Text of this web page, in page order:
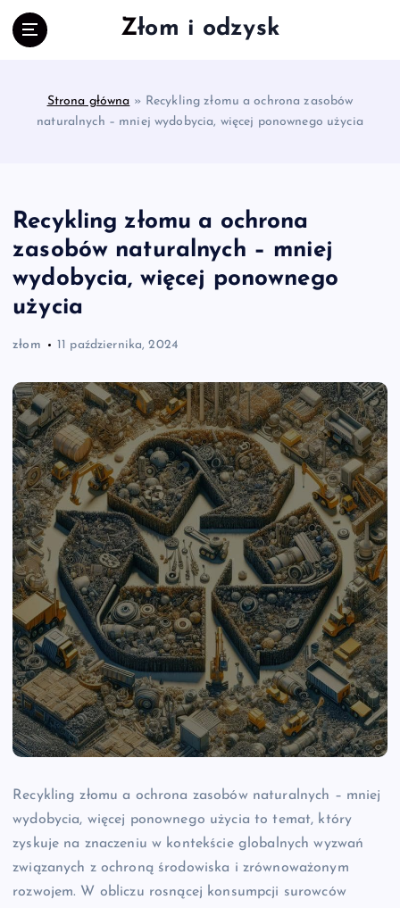
Złom i odzysk
Strona główna » Recykling złomu a ochrona zasobów
naturalnych – mniej wydobycia, więcej ponownego użycia
Recykling złomu a ochrona
zasobów naturalnych – mniej
wydobycia, więcej ponownego
użycia
złom 11 października, 2024
Recykling złomu a ochrona zasobów naturalnych – mniej
wydobycia, więcej ponownego użycia to temat, który
zyskuje na znaczeniu w kontekście globalnych wyzwań
związanych z ochroną środowiska i zrównoważonym
rozwojem. W obliczu rosnącej konsumpcji surowców